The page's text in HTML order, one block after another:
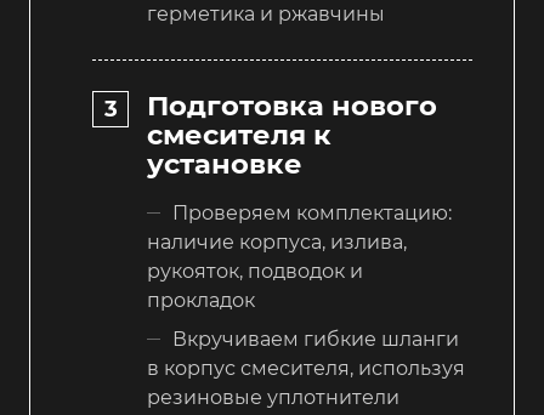
герметика и ржавчины
Подготовка нового
смесителя к
установке
Проверяем комплектацию:
наличие корпуса, излива,
рукояток, подводок и
прокладок
Вкручиваем гибкие шланги
в корпус смесителя, используя
резиновые уплотнители